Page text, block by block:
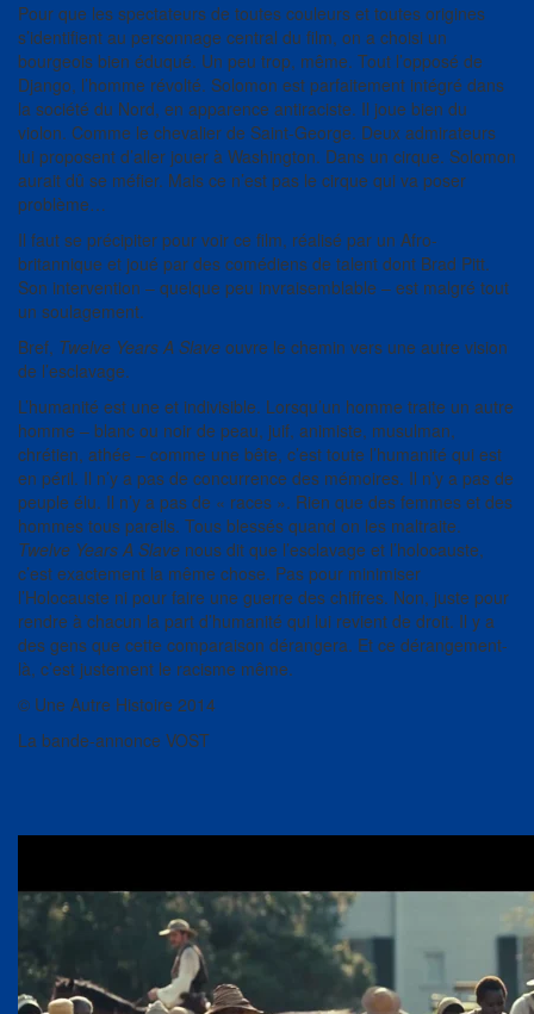
Pour que les spectateurs de toutes couleurs et toutes origines
s’identifient au personnage central du film, on a choisi un
bourgeois bien éduqué. Un peu trop, même. Tout l’opposé de
Django, l’homme révolté. Solomon est parfaitement intégré dans
la société du Nord, en apparence antiraciste. Il joue bien du
violon. Comme le chevalier de Saint-George. Deux admirateurs
lui proposent d’aller jouer à Washington. Dans un cirque. Solomon
aurait dû se méfier. Mais ce n’est pas le cirque qui va poser
problème…
Il faut se précipiter pour voir ce film, réalisé par un Afro-
britannique et joué par des comédiens de talent dont Brad Pitt.
Son intervention – quelque peu invraisemblable – est malgré tout
un soulagement.
Bref, Twelve Years A Slave ouvre le chemin vers une autre vision
de l’esclavage.
L’humanité est une et indivisible. Lorsqu’un homme traite un autre
homme – blanc ou noir de peau, juif, animiste, musulman,
chrétien, athée – comme une bête, c’est toute l’humanité qui est
en péril. Il n’y a pas de concurrence des mémoires. Il n’y a pas de
peuple élu. Il n’y a pas de « races ». Rien que des femmes et des
hommes tous pareils. Tous blessés quand on les maltraite.
Twelve Years A Slave nous dit que l’esclavage et l’holocauste,
c’est exactement la même chose. Pas pour minimiser
l’Holocauste ni pour faire une guerre des chiffres. Non, juste pour
rendre à chacun la part d’humanité qui lui revient de droit. Il y a
des gens que cette comparaison dérangera. Et ce dérangement-
là, c’est justement le racisme même.
© Une Autre Histoire 2014
La bande-annonce VOST